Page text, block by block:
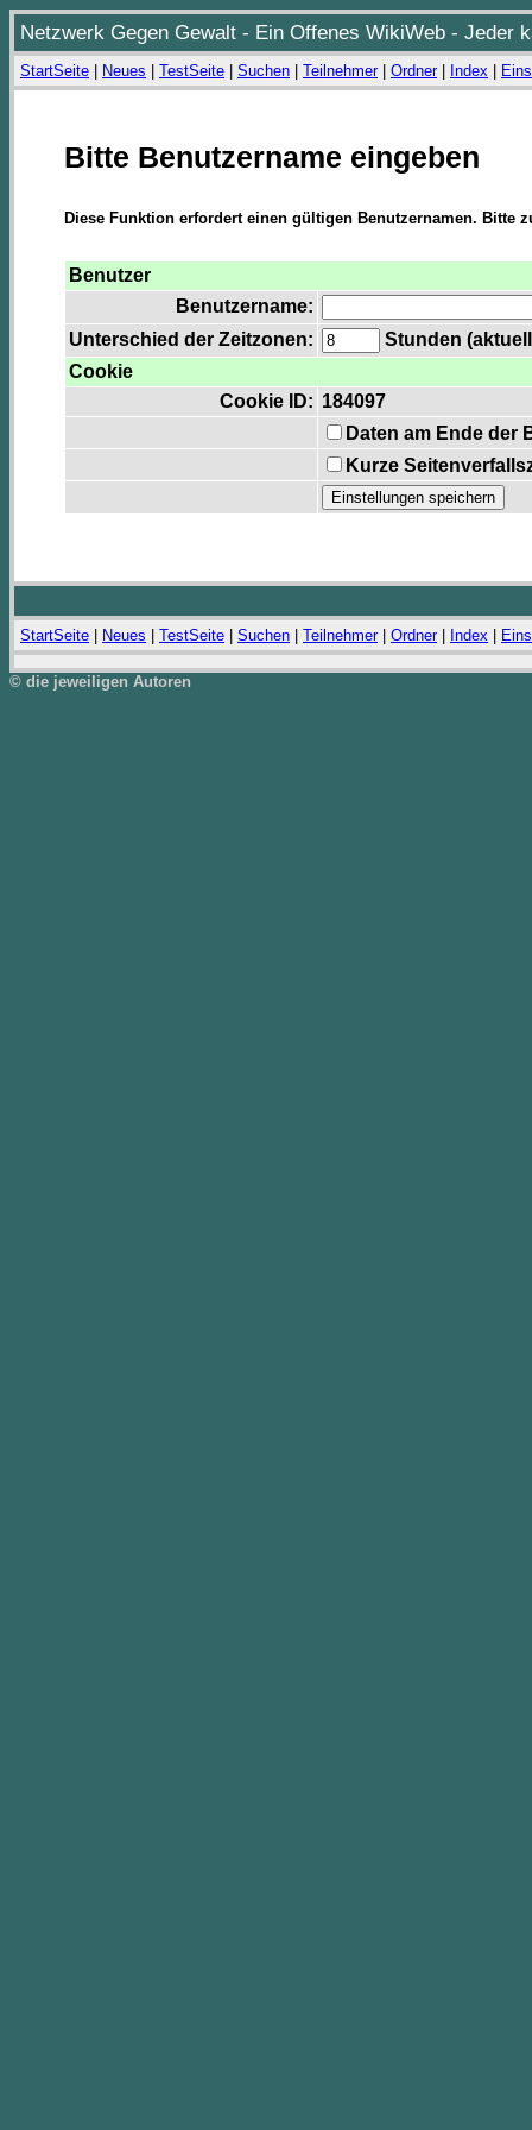
Netzwerk Gegen Gewalt - Ein Offenes WikiWeb - Jeder
StartSeite Neues TestSeite Suchen Teilnehmer| Ordner| Index
Bitte Benutzername eingeben
Diese Funktion erfordert einen gültigen Benutzernamen. Bitte
Benutzer
Benutzername:
Unterschied der Zeitzonen:
Stunden
Cookie
Cookie ID: 184097
Daten am Ende der
Kurze
StartSeite Neues TestSeite Suchen Teilnehmer| Ordner| Index
© die jeweiligen Autoren